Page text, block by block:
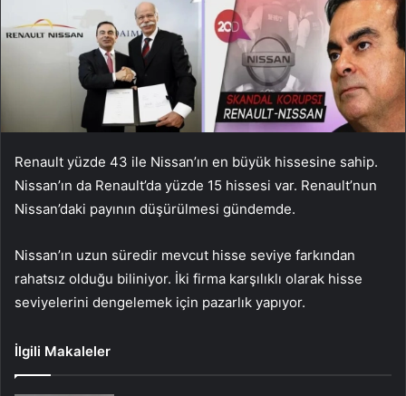
Renault yüzde 43 ile Nissan’ın en büyük hissesine sahip.
Nissan’ın da Renault’da yüzde 15 hissesi var. Renault’nun
Nissan’daki payının düşürülmesi gündemde.
Nissan’ın uzun süredir mevcut hisse seviye farkından
rahatsız olduğu biliniyor. İki firma karşılıklı olarak hisse
seviyelerini dengelemek için pazarlık yapıyor.
İlgili Makaleler